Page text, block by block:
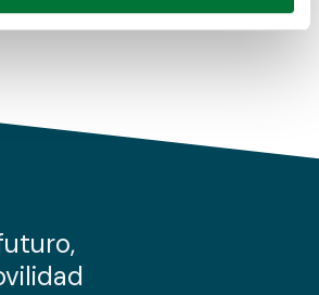
sobre cómo se procesan sus
uso que haga del sitio web con
redes sociales, publicidad y análisis